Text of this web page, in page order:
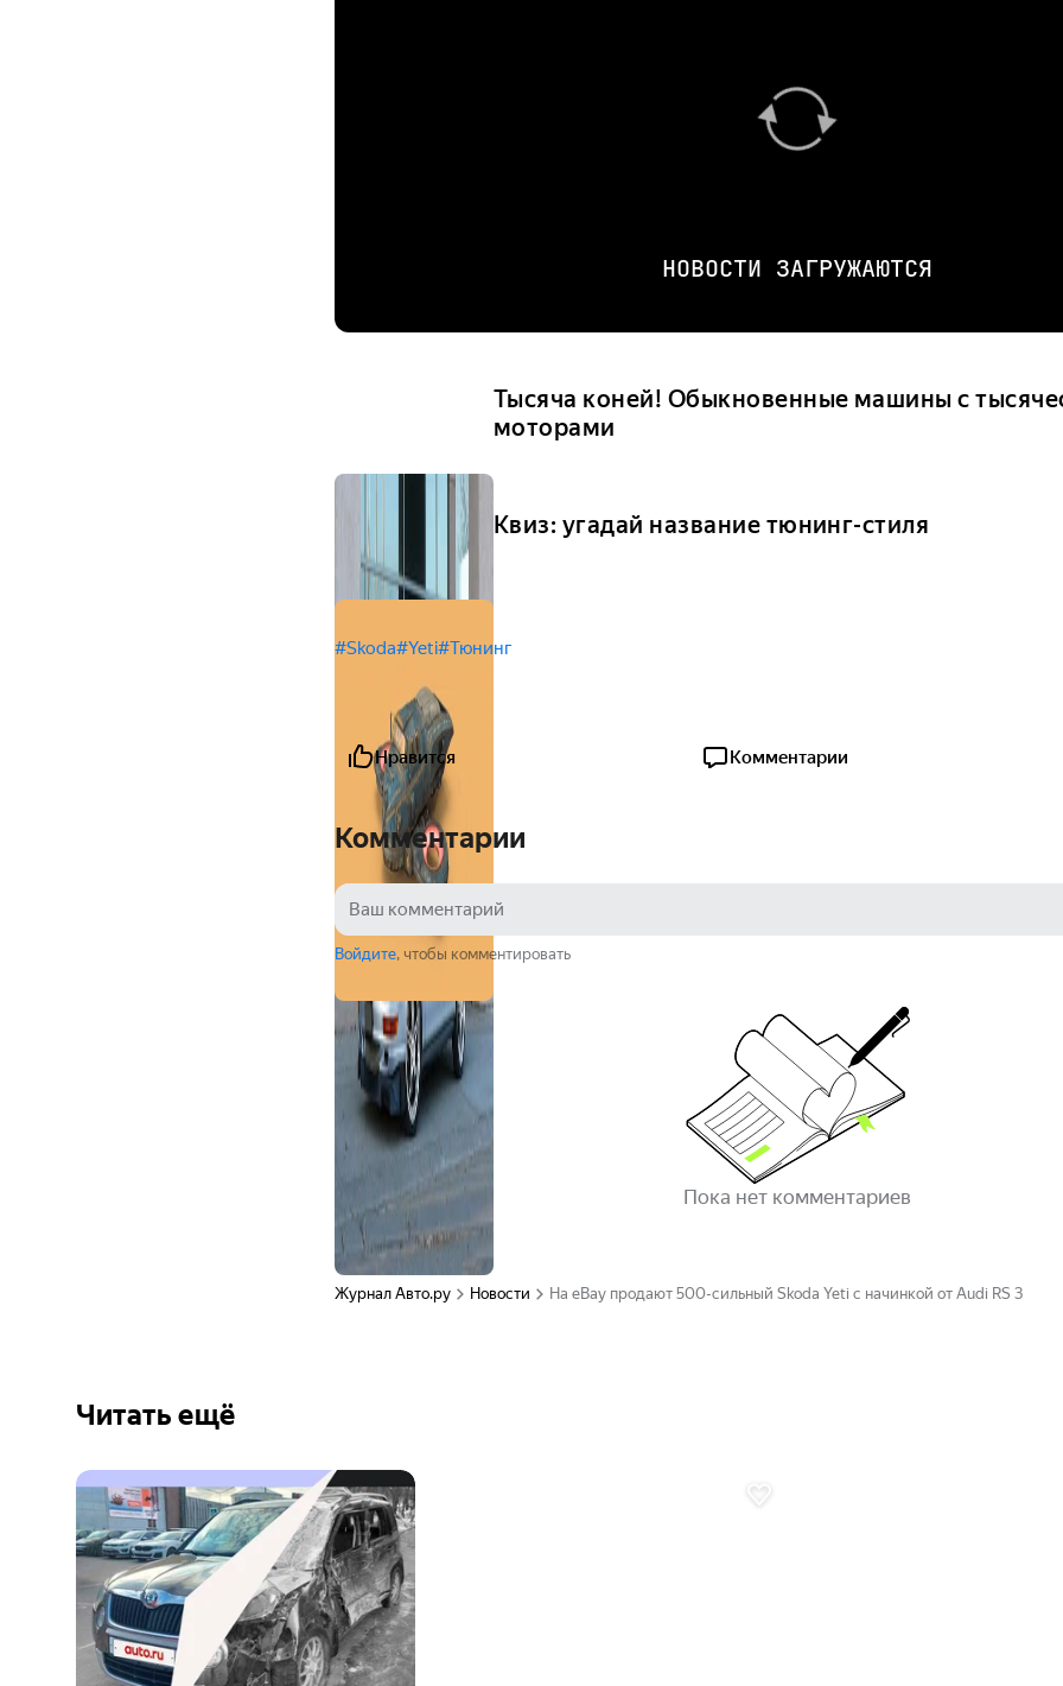
НОВОСТИ ЗАГРУЖАЮТСЯ
Тысяча коней! Обыкновенные машины с
моторами
Квиз: угадай название тюнинг-стиля
#Skoda#Yeti#Тюнинг
Нравится Комментарии
Комментарии
Войдите, чтобы комментировать
Пока нет комментариев
Журнал Авто.ру Новости На eBay продают 500-сильный Skoda Yeti с начинкой от Audi RS 3
Читать ещё